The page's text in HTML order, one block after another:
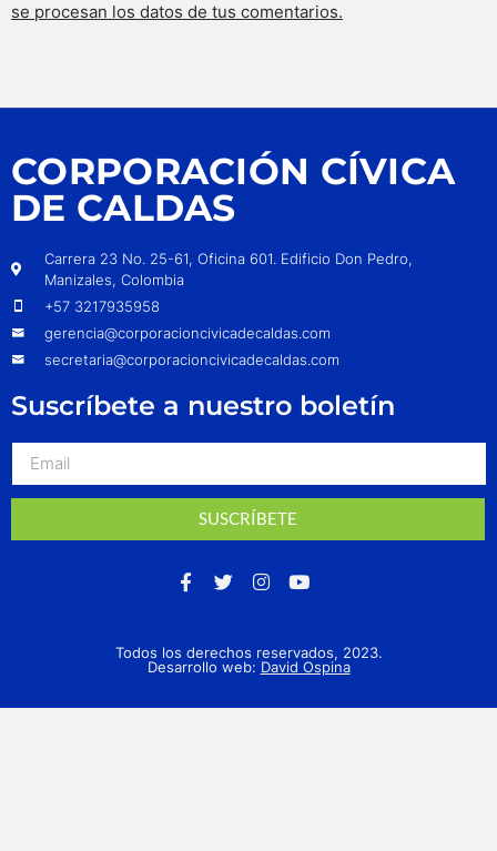
se procesan los datos de tus comentarios.
CORPORACIÓN CÍVICA
DE CALDAS
Carrera 23 No. 25-61, Oficina 601. Edificio Don Pedro,
Manizales, Colombia
+57 3217935958
gerencia@corporacioncivicadecaldas.com
secretaria@corporacioncivicadecaldas.com
Suscríbete a nuestro boletín
SUSCRÍBETE
Todos los derechos reservados, 2023.
Desarrollo web: David Ospina